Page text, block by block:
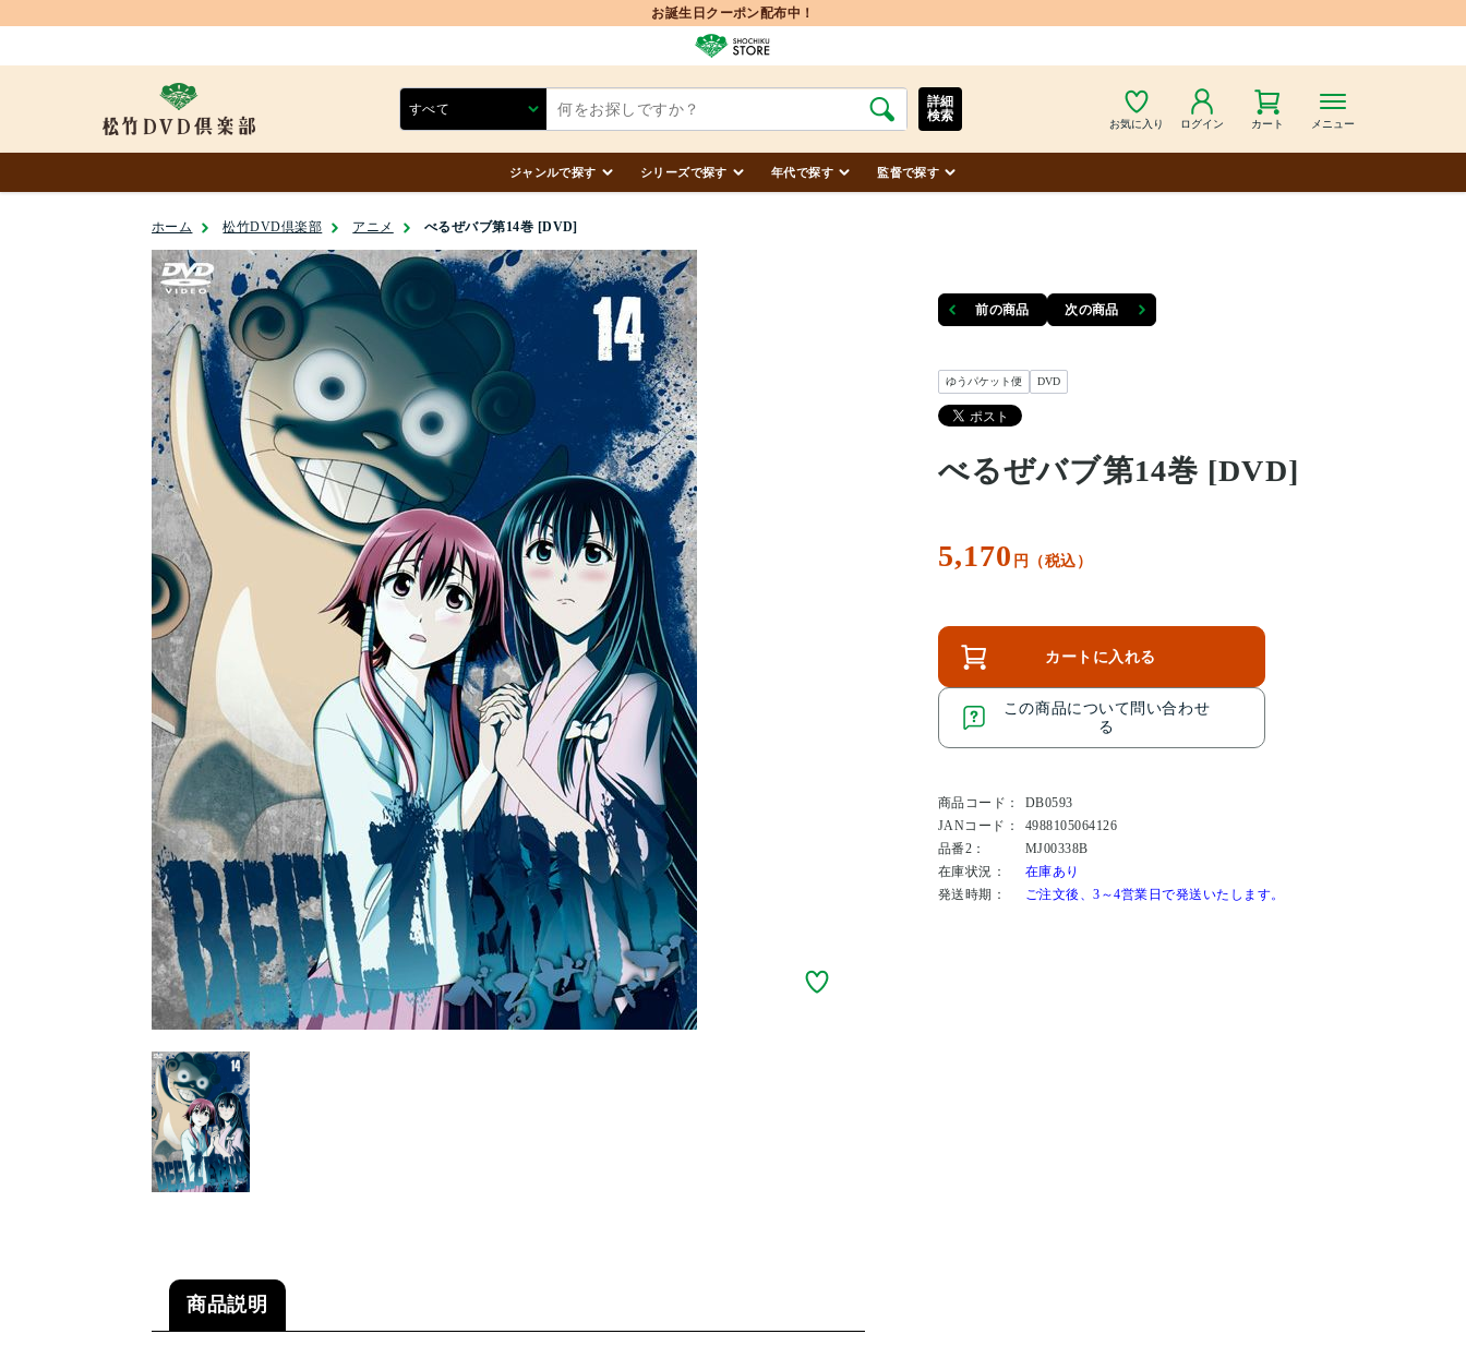
お誕生日クーポン配布中！
お気に入り ログイン カート メニュー
詳細
検索
ジャンルで探す シリーズで探す 年代で探す 監督で探す
ホーム 松竹DVD倶楽部 アニメ べるぜバブ第14巻 [DVD]
前の商品 次の商品
ゆうパケット便 DVD
べるぜバブ第14巻 [DVD]
5,170 円（税込）
カートに入れる
この商品について問い合わせ
る
商品コード：
DB0593
JANコード：
4988105064126
品番2：
MJ00338B
在庫状況：
在庫あり
発送時期：
ご注文後、3～4営業日で発送いたします。
商品説明